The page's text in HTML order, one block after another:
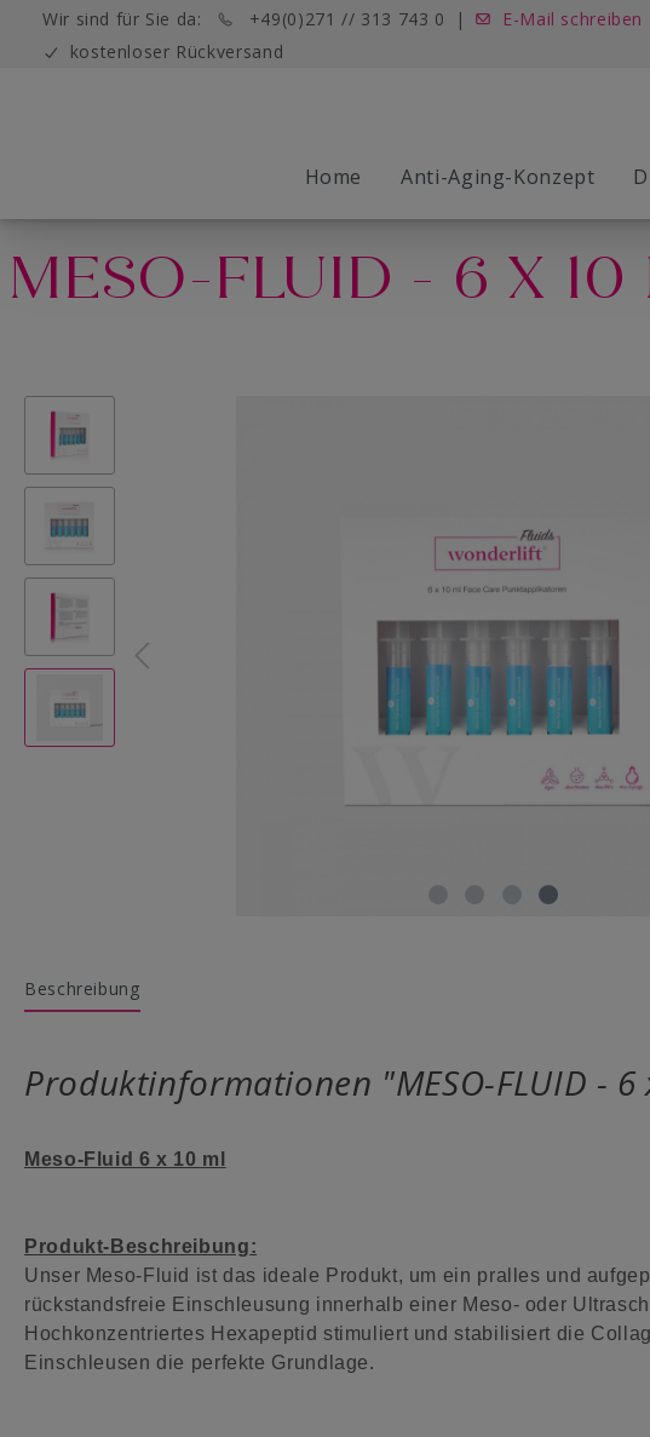
Wir sind für Sie da: +49(0)271 // 313 743 0 | E-Mail schreiben
kostenloser Rückversand
Home Anti-Aging-Konzept
Der Wonderlift Die Wonderlift Studios
MICRO Needling MYO Lift
Young Basic Pflege Die Wonderlift Fluids
Das Wonderlift Konzept Die BeautyUp
Fluids/ Ampullen Pflegekosmetik
MESO-FLUID - 6 X 10
Beschreibung
Produktinformationen "MESO-FLUID - 6
Meso-Fluid 6 x 10 ml
Produkt-Beschreibung:
Unser Meso-Fluid ist das ideale Produkt, um ein pralles und
rückstandsfreie Einschleusung innerhalb einer Meso- oder
Hochkonzentriertes Hexapeptid stimuliert und stabilisiert die
Einschleusen die perfekte Grundlage.